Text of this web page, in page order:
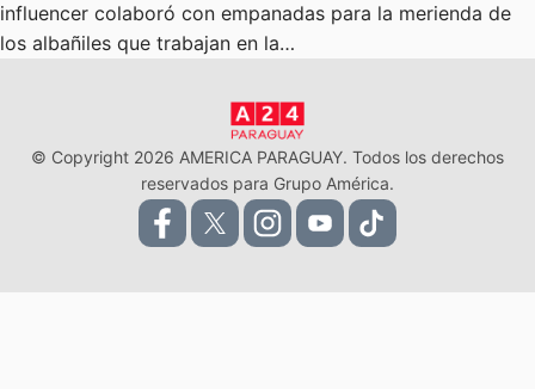
influencer colaboró con empanadas para la merienda de
los albañiles que trabajan en la…
© Copyright 2026 AMERICA PARAGUAY. Todos los derechos
reservados para Grupo América.